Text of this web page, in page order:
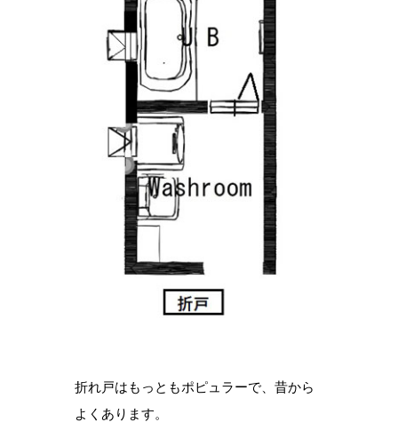
折れ戸はもっともポピュラーで、昔から
よくあります。